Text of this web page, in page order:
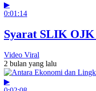
▶
0:01:14
Syarat SLIK OJK
Video Viral
2 bulan yang lalu
▶